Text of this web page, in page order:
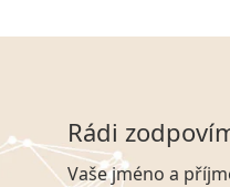
Rádi
Vaše jméno a